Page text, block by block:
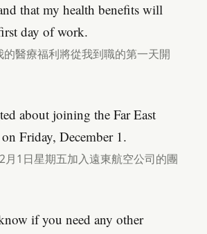
that my health benefits will
day of work.
醫療福利將從我到職的第一天開
about joining the Far East
Friday, December 1.
月1日星期五加入遠東航空公司的團
if you need any other